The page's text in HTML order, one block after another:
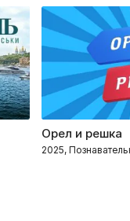
Орел и решка
2025,